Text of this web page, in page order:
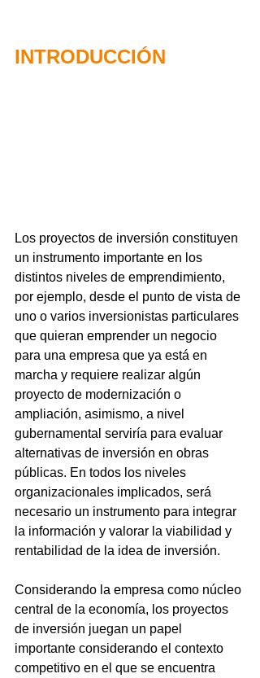
INTRODUCCIÓN
Los proyectos de inversión constituyen
un instrumento importante en los
distintos niveles de emprendimiento,
por ejemplo, desde el punto de vista de
uno o varios inversionistas particulares
que quieran emprender un negocio
para una empresa que ya está en
marcha y requiere realizar algún
proyecto de modernización o
ampliación, asimismo, a nivel
gubernamental serviría para evaluar
alternativas de inversión en obras
públicas. En todos los niveles
organizacionales implicados, será
necesario un instrumento para integrar
la información y valorar la viabilidad y
rentabilidad de la idea de inversión.
Considerando la empresa como núcleo
central de la economía, los proyectos
de inversión juegan un papel
importante considerando el contexto
competitivo en el que se encuentra